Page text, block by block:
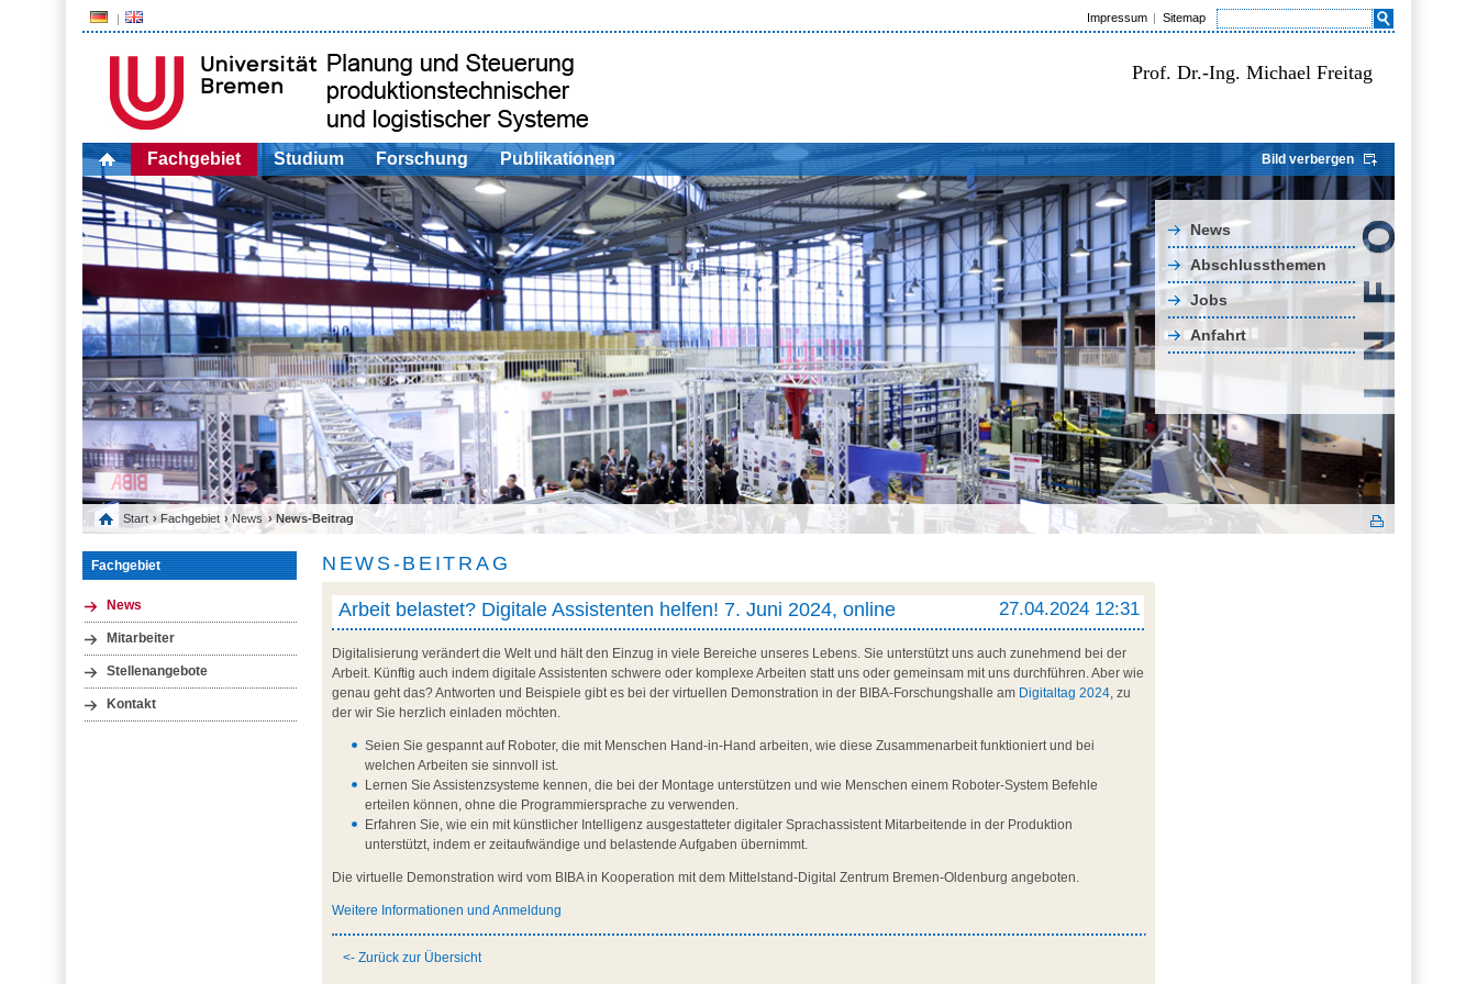
Impressum Sitemap
Prof. Dr.-Ing. Michael Freitag
Fachgebiet Studium Forschung Publikationen Bild verbergen
News
Abschlussthemen
Jobs
Anfahrt
Start › Fachgebiet ›News › News-Beitrag
Fachgebiet
News
Mitarbeiter
Stellenangebote
Kontakt
NEWS-BEITRAG
27.04.2024 12:31
Arbeit belastet? Digitale Assistenten helfen! 7. Juni 2024, online
Digitalisierung verändert die Welt und hält den Einzug in viele Bereiche unseres Lebens. Sie unterstützt uns auch zunehmend bei der
Arbeit. Künftig auch indem digitale Assistenten schwere oder komplexe Arbeiten statt uns oder gemeinsam mit uns durchführen. Aber wie
genau geht das? Antworten und Beispiele gibt es bei der virtuellen Demonstration in der BIBA-Forschungshalle am Digitaltag 2024, zu
der wir Sie herzlich einladen möchten.
Seien Sie gespannt auf Roboter, die mit Menschen Hand-in-Hand arbeiten, wie diese Zusammenarbeit funktioniert und bei
welchen Arbeiten sie sinnvoll ist.
Lernen Sie Assistenzsysteme kennen, die bei der Montage unterstützen und wie Menschen einem Roboter-System Befehle
erteilen können, ohne die Programmiersprache zu verwenden.
Erfahren Sie, wie ein mit künstlicher Intelligenz ausgestatteter digitaler Sprachassistent Mitarbeitende in der Produktion
unterstützt, indem er zeitaufwändige und belastende Aufgaben übernimmt.
Die virtuelle Demonstration wird vom BIBA in Kooperation mit dem Mittelstand-Digital Zentrum Bremen-Oldenburg angeboten.
Weitere Informationen und Anmeldung
<- Zurück zur Übersicht